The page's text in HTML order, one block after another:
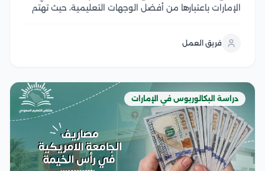
الإمارات باعتبارها من أفضل الوجهات التعليمية، حيث تهتم
والخبرات التي تؤهلهم للعمل، وتمنح الجامعات الدارسين
فريق العمل
دراسة البكالوريوس في الإمارات